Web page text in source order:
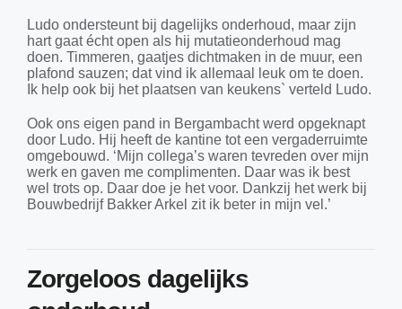
Ludo ondersteunt bij dagelijks onderhoud, maar zijn
hart gaat écht open als hij mutatieonderhoud mag
doen. Timmeren, gaatjes dichtmaken in de muur, een
plafond sauzen; dat vind ik allemaal leuk om te doen.
Ik help ook bij het plaatsen van keukens` verteld Ludo.
Ook ons eigen pand in Bergambacht werd opgeknapt
door Ludo. Hij heeft de kantine tot een vergaderruimte
omgebouwd. ‘Mijn collega’s waren tevreden over mijn
werk en gaven me complimenten. Daar was ik best
wel trots op. Daar doe je het voor. Dankzij het werk bij
Bouwbedrijf Bakker Arkel zit ik beter in mijn vel.’
Zorgeloos dagelijks